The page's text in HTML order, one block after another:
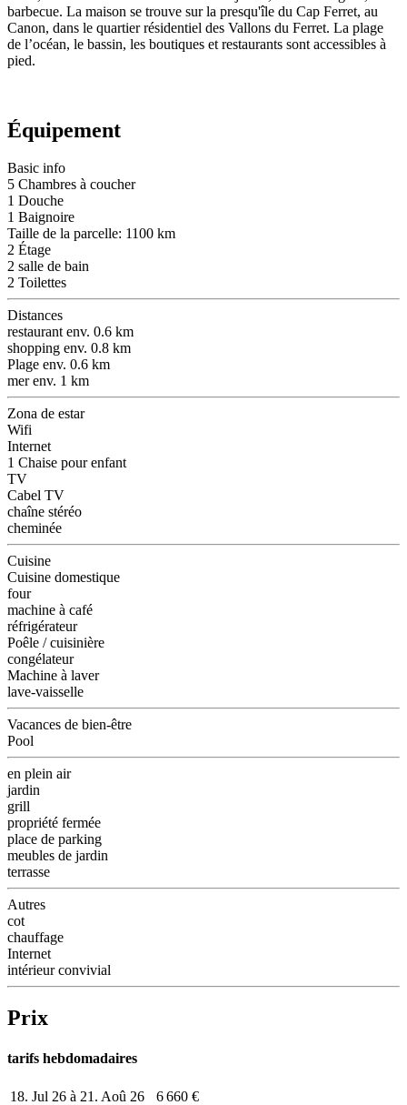
barbecue. La maison se trouve sur la presqu'île du Cap Ferret, au
Canon, dans le quartier résidentiel des Vallons du Ferret. La plage
de l’océan, le bassin, les boutiques et restaurants sont accessibles à
pied.
Équipement
Basic info
5 Chambres à coucher
1 Douche
1 Baignoire
Taille de la parcelle: 1100 km
2 Étage
2 salle de bain
2 Toilettes
Distances
restaurant env. 0.6 km
shopping env. 0.8 km
Plage env. 0.6 km
mer env. 1 km
Zona de estar
Wifi
Internet
1 Chaise pour enfant
TV
Cabel TV
chaîne stéréo
cheminée
Cuisine
Cuisine domestique
four
machine à café
réfrigérateur
Poêle / cuisinière
congélateur
Machine à laver
lave-vaisselle
Vacances de bien-être
Pool
en plein air
jardin
grill
propriété fermée
place de parking
meubles de jardin
terrasse
Autres
cot
chauffage
Internet
intérieur convivial
Prix
tarifs hebdomadaires
18. Jul 26 à 21. Aoû 26
6 660 €